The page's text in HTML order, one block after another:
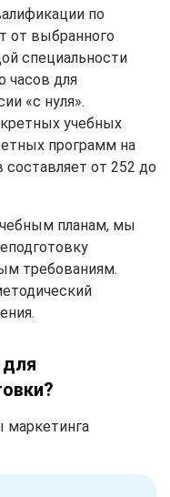
по
от выбранного
специальности
часов для
«с нуля».
учебных
программ на
от 252 до
планам, мы
требованиям.
маркетинга